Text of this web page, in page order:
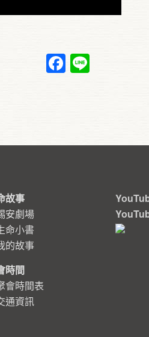
Facebook
故事
安劇場
命小書
的故事
時間
會時間表
通資訊